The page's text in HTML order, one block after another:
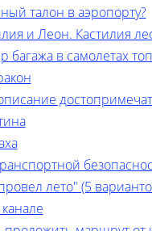
талон в аэропорту?
и Леон. Кастилия
багажа в самолетах
лето" (5